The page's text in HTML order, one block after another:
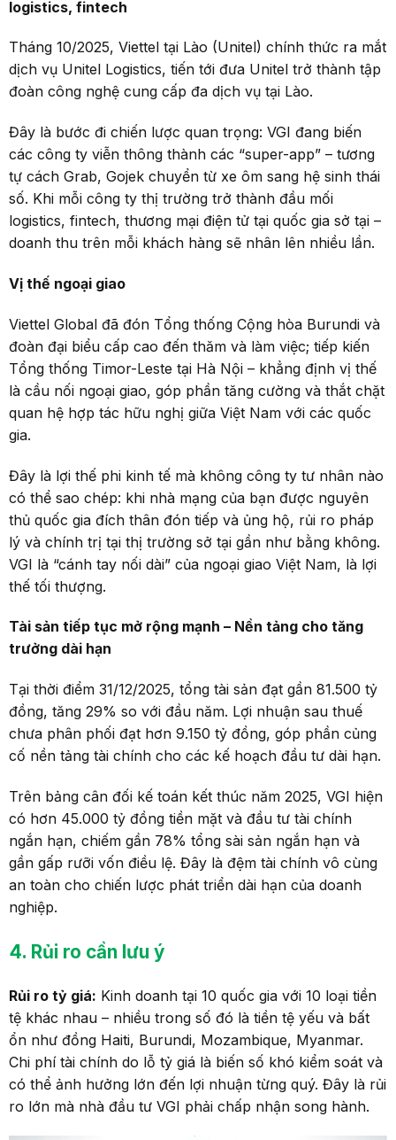
logistics, fintech
Tháng 10/2025, Viettel tại Lào (Unitel) chính thức ra mắt
dịch vụ Unitel Logistics, tiến tới đưa Unitel trở thành tập
đoàn công nghệ cung cấp đa dịch vụ tại Lào.
Đây là bước đi chiến lược quan trọng: VGI đang biến
các công ty viễn thông thành các “super-app” – tương
tự cách Grab, Gojek chuyển từ xe ôm sang hệ sinh thái
số. Khi mỗi công ty thị trường trở thành đầu mối
logistics, fintech, thương mại điện tử tại quốc gia sở tại –
doanh thu trên mỗi khách hàng sẽ nhân lên nhiều lần.
Vị thế ngoại giao
Viettel Global đã đón Tổng thống Cộng hòa Burundi và
đoàn đại biểu cấp cao đến thăm và làm việc; tiếp kiến
Tổng thống Timor-Leste tại Hà Nội – khẳng định vị thế
là cầu nối ngoại giao, góp phần tăng cường và thắt chặt
quan hệ hợp tác hữu nghị giữa Việt Nam với các quốc
gia.
Đây là lợi thế phi kinh tế mà không công ty tư nhân nào
có thể sao chép: khi nhà mạng của bạn được nguyên
thủ quốc gia đích thân đón tiếp và ủng hộ, rủi ro pháp
lý và chính trị tại thị trường sở tại gần như bằng không.
VGI là “cánh tay nối dài” của ngoại giao Việt Nam, là lợi
thế tối thượng.
Tài sản tiếp tục mở rộng mạnh –Nền tảng cho tăng
trưởng dài hạn
Tại thời điểm 31/12/2025, tổng tài sản đạt gần 81.500 tỷ
đồng, tăng 29% so với đầu năm. Lợi nhuận sau thuế
chưa phân phối đạt hơn 9.150 tỷ đồng, góp phần củng
cố nền tảng tài chính cho các kế hoạch đầu tư dài hạn.
Trên bảng cân đối kế toán kết thúc năm 2025, VGI hiện
có hơn 45.000 tỷ đồng tiền mặt và đầu tư tài chính
ngắn hạn, chiếm gần 78% tổng sài sản ngắn hạn và
gần gấp rưỡi vốn điều lệ. Đây là đệm tài chính vô cùng
an toàn cho chiến lược phát triển dài hạn của doanh
nghiệp.
4. Rủi ro cần lưu ý
Rủi ro tỷ giá: Kinh doanh tại 10 quốc gia với 10 loại tiền
tệ khác nhau – nhiều trong số đó là tiền tệ yếu và bất
ổn như đồng Haiti, Burundi, Mozambique, Myanmar.
Chi phí tài chính do lỗ tỷ giá là biến số khó kiểm soát và
có thể ảnh hưởng lớn đến lợi nhuận từng quý. Đây là rủi
ro lớn mà nhà đầu tư VGI phải chấp nhận song hành.